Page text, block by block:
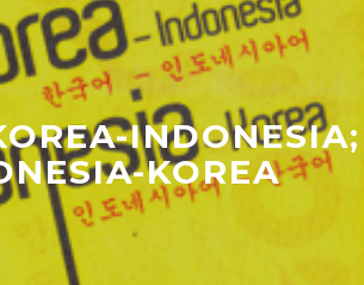
INDONESIA;
KOREA